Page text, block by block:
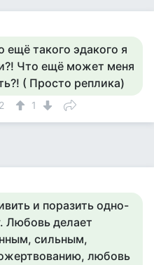
ещё такого эдакого я
Что ещё может меня
( Просто реплика)
1
и поразить одно-
Любовь делает
сильным,
любовь